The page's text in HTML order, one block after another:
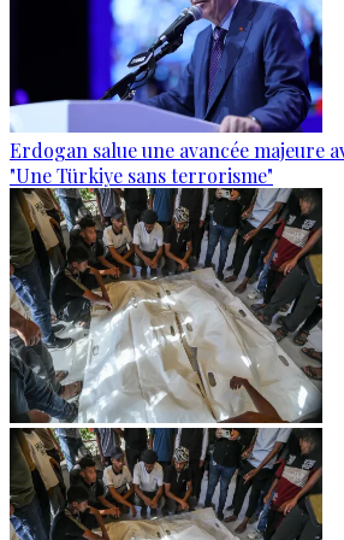
Erdogan salue une avancée majeure
"Une Türkiye sans terrorisme"